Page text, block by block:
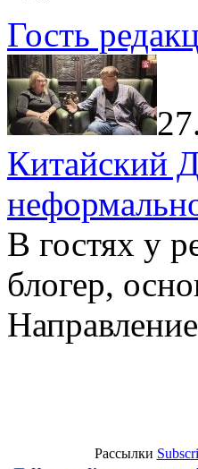
Гость
Китайский
В гостях у
блогер,
Рассылки